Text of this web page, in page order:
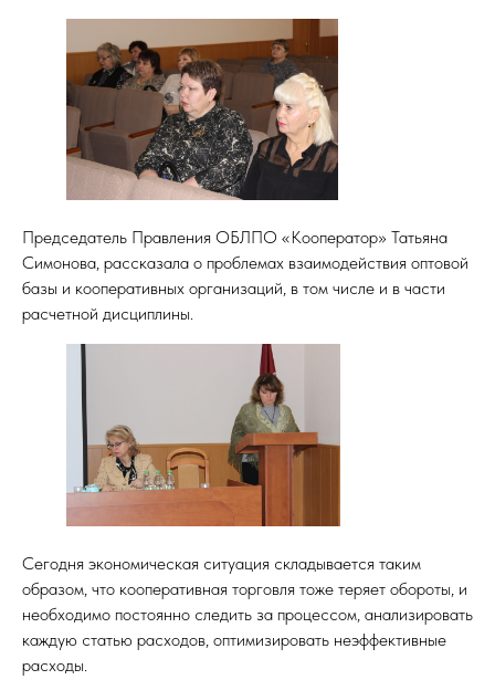
Председатель Правления ОБЛПО «Кооператор» Татьяна
Симонова, рассказала о проблемах взаимодействия оптовой
базы и кооперативных организаций, в том числе и в части
расчетной дисциплины.
Сегодня экономическая ситуация складывается таким
образом, что кооперативная торговля тоже теряет обороты, и
необходимо постоянно следить за процессом, анализировать
каждую статью расходов, оптимизировать неэффективные
расходы.